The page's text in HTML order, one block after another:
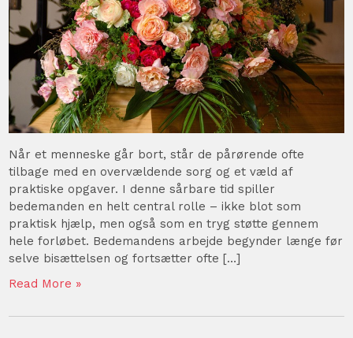
Når et menneske går bort, står de pårørende ofte
tilbage med en overvældende sorg og et væld af
praktiske opgaver. I denne sårbare tid spiller
bedemanden en helt central rolle – ikke blot som
praktisk hjælp, men også som en tryg støtte gennem
hele forløbet. Bedemandens arbejde begynder længe før
selve bisættelsen og fortsætter ofte […]
Read More »